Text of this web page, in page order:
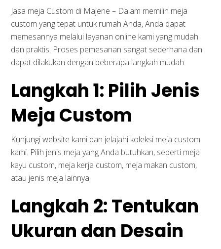
Jasa meja Custom di Majene – Dalam memilih meja
custom yang tepat untuk rumah Anda, Anda dapat
memesannya melalui layanan online kami yang mudah
dan praktis. Proses pemesanan sangat sederhana dan
dapat dilakukan dengan beberapa langkah mudah.
Langkah 1: Pilih Jenis
Meja Custom
Kunjungi website kami dan jelajahi koleksi meja custom
kami. Pilih jenis meja yang Anda butuhkan, seperti meja
kayu custom, meja kerja custom, meja makan custom,
atau jenis meja lainnya.
Langkah 2: Tentukan
Ukuran dan Desain